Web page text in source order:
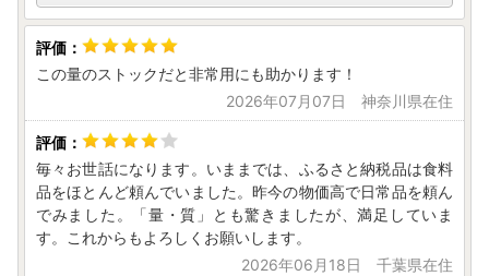
この量のストックだと非常用にも助かります！
2026年07月07日 神奈川県在住
毎々お世話になります。いままでは、ふるさと納税品は食料
品をほとんど頼んでいました。昨今の物価高で日常品を頼ん
でみました。「量・質」とも驚きましたが、満足していま
す。これからもよろしくお願いします。
2026年06月18日 千葉県在住